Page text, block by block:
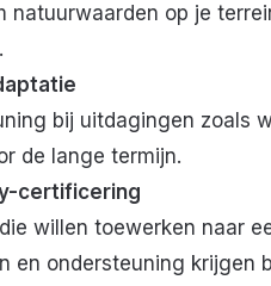
natuurwaarden op je
bij uitdagingen zoals
de lange termijn.
certificering
willen toewerken naar
en ondersteuning krijgen